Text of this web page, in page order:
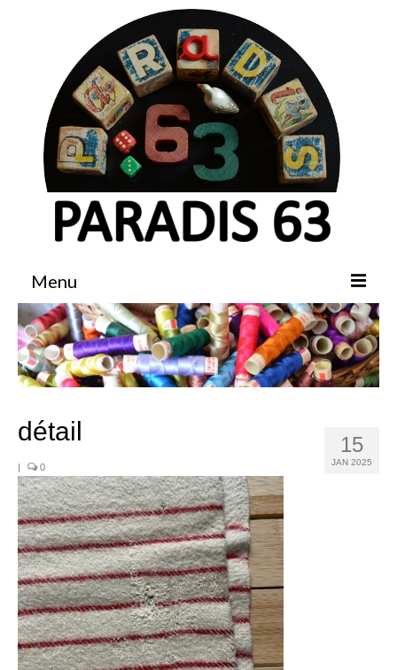
Menu
Accueil
Boutique
Déco
Mobilier
Vaisselle ancienne
Jouets anciens
Tissus
Patchwork
Mercerie
15
JAN 2025
détail
| 0